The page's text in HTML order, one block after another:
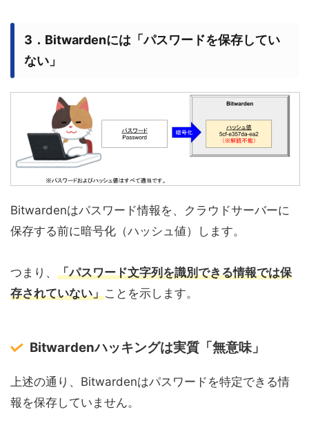
3．Bitwardenには「パスワードを保存してい
ない」
Bitwardenはパスワード情報を、クラウドサーバーに
保存する前に暗号化（ハッシュ値）します。
つまり、 「パスワード文字列を識別できる情報では保
存されていない」ことを示します。
Bitwardenハッキングは実質「無意味」
上述の通り、Bitwardenはパスワードを特定できる情
報を保存していません。